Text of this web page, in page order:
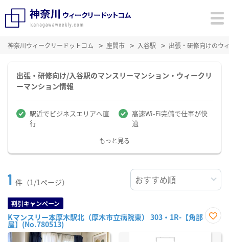
神奈川ウィークリードットコム 座間市 入谷駅 出張・研修向けのウ
出張・研修向け/入谷駅のマンスリーマンション・ウィークリ
ーマンション情報
駅近でビジネスエリアへ直
行
高速Wi-Fi完備で仕事が快
適
もっと見る
1 件（1/1ページ）
割引キャンペーン
Kマンスリー本厚木駅北（厚木市立病院東） 303・1R-【角部
屋】(No.780513)
に入